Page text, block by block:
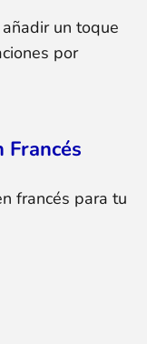
un toque
por
Francés
francés para tu